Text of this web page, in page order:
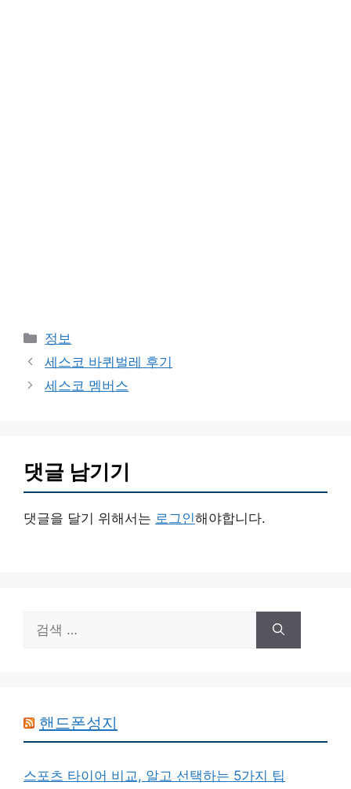
카
테
리
정보
세스코 바퀴벌레 후기
세스코 멤버스
댓글 남기기
댓글을 달기 위해서는 로그인해야합니다.
색:
핸드폰성지
스포츠 타이어 비교, 알고 선택하는 5가지 팁